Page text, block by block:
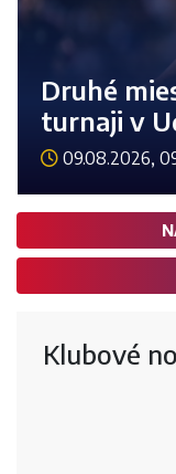
Druhé
turnaji v
09.08.2026,
Klubové